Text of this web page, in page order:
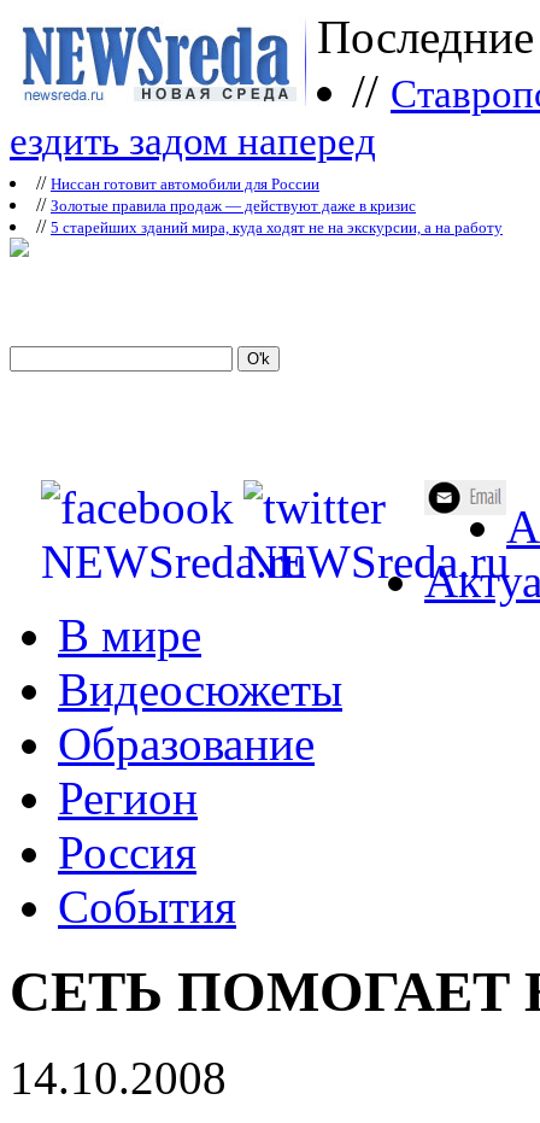
//
ездить задом наперед
// Ниссан готовит автомобили для России
// Зoлoтые прaвилa продаж — действуют даже в кризис
// 5 старейших зданий мира, куда ходят не на экскурсии, а на работу
В мире
Видеосюжеты
Образование
Регион
Россия
События
СЕТЬ ПОМОГАЕТ
14.10.2008